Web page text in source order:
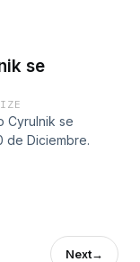
se
Cyrulnik se
de Diciembre.
Next→